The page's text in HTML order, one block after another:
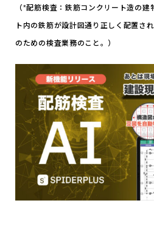
（*配筋検査：鉄筋コンクリート造の
ト内の鉄筋が設計図通り正しく配置さ
のための検査業務のこと。）